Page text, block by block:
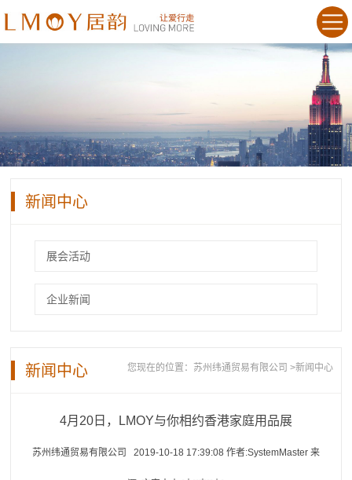
新闻中心
展会活动
企业新闻
新闻中心 您现在的位置： 苏州纬通贸易有限公司 >新闻中心
4月20日，LMOY与你相约香港家庭用品展
苏州纬通贸易有限公司 2019-10-18 17:39:08 作者:SystemMaster 来